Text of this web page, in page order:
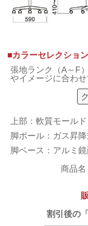
■カラーセレクショ
張地ランク（A～F
やイメージに合わせ
上部：軟質モールド
脚ポール：ガス昇
脚ベース：アルミ
商品名
割引後の